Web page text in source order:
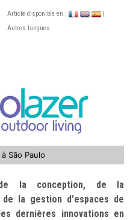
Article disponible en :
Autres langues
São Paulo
la conception, de la
la gestion d'espaces de
dernières innovations en